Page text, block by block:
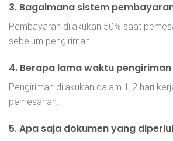
3. Bagaimana sistem
Pembayaran dilakukan 50% saat
sebelum pengiriman.
4. Berapa lama waktu
Pengiriman dilakukan dalam 1-2 hari
pemesanan.
5. Apa saja dokumen yang